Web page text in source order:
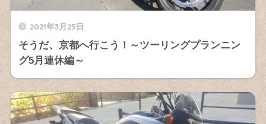
2021年3月25日
そうだ、京都へ行こう！～ツーリングプランニン
グ5月連休編～